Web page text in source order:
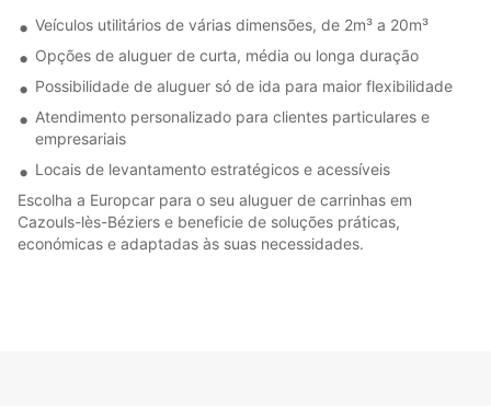
Veículos utilitários de várias dimensões, de 2m³ a 20m³
Opções de aluguer de curta, média ou longa duração
Possibilidade de aluguer só de ida para maior flexibilidade
Atendimento personalizado para clientes particulares e
empresariais
Locais de levantamento estratégicos e acessíveis
Escolha a Europcar para o seu aluguer de carrinhas em
Cazouls-lès-Béziers e beneficie de soluções práticas,
económicas e adaptadas às suas necessidades.